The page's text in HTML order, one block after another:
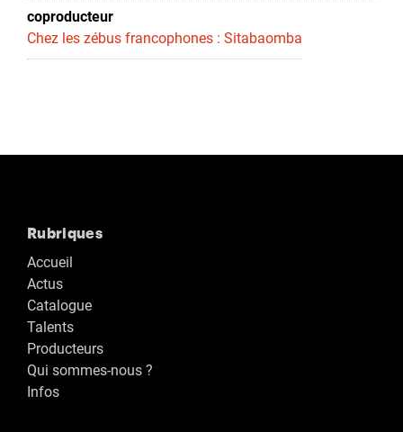
coproducteur
Chez les zébus francophones : Sitabaomba
Rubriques
Accueil
Actus
Catalogue
Talents
Producteurs
Qui sommes-nous ?
Infos